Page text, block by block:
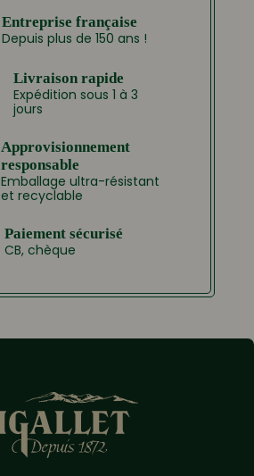
Entreprise française
Depuis plus de 150 ans !
Livraison rapide
Expédition sous 1 à 3
jours
Approvisionnement
responsable
Emballage ultra-résistant
et recyclable
Paiement sécurisé
CB, chèque